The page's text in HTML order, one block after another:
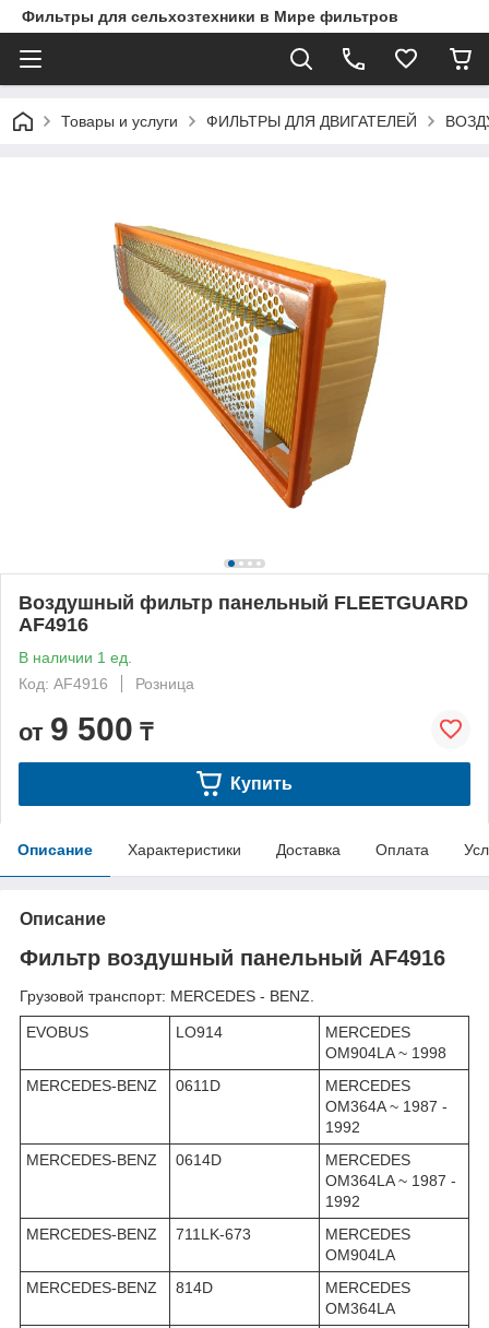
Фильтры для сельхозтехники в Мире фильтров
Товары и услуги ФИЛЬТРЫ ДЛЯ ДВИГАТЕЛЕЙ
Воздушный фильтр панельный FLEETGUARD
AF4916
В наличии 1 ед.
Код: AF4916
Розница
от 9 500 ₸
Купить
Описание Характеристики Доставка Оплата
Описание
Фильтр воздушный панельный AF4916
Грузовой транспорт: MERCEDES - BENZ.
EVOBUS LO914
MERCEDES
OM904LA ~ 1998
MERCEDES-BENZ
0611D
MERCEDES
OM364A ~ 1987 -
1992
MERCEDES-BENZ
0614D
MERCEDES
OM364LA ~ 1987 -
1992
MERCEDES-BENZ
711LK-673
MERCEDES
OM904LA
MERCEDES-BENZ
814D
MERCEDES
OM364LA